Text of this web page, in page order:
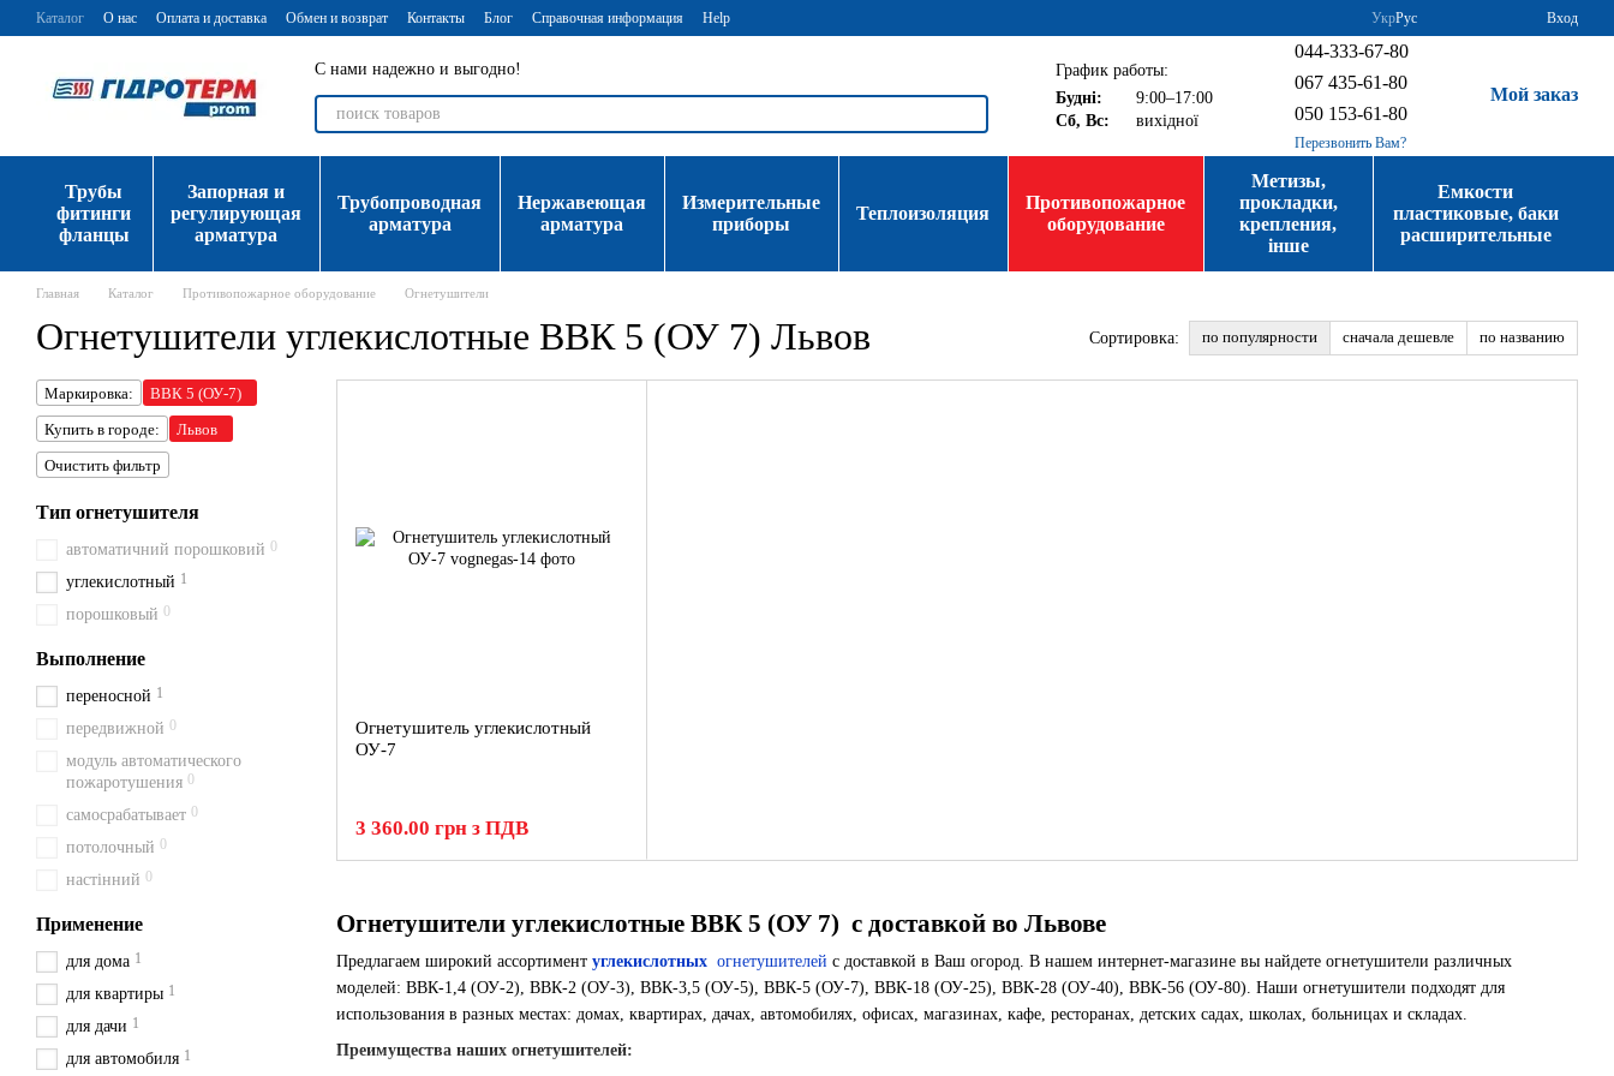
Перейти к основному контенту
Каталог О нас Оплата и доставка Обмен и возврат Контакты Блог Справочная информация Help УкрРус Вход
С нами надежно и выгодно!
График работы:
Будні:
9:00–17:00
Сб, Вс:
вихідної
044-333-67-80
067 435-61-80
050 153-61-80
Перезвонить Вам?
Мой заказ
Трубы
фитинги
фланцы
Запорная и
регулирующая
арматура
Трубопроводная
арматура
Нержавеющая
арматура
Измерительные
приборы
Теплоизоляция
Противопожарное
оборудование
Метизы,
прокладки,
крепления,
інше
Емкости
пластиковые, баки
расширительные
Главная Каталог Противопожарное оборудование Огнетушители
Огнетушители углекислотные ВВК 5 (ОУ 7) Львов Сортировка: по популярности сначала дешевле по названию
Огнетушители углекислотные ВВК 5 (ОУ 7) с доставкой во Львове
Предлагаем широкий ассортимент углекислотных огнетушителей с доставкой в ​​Ваш огород. В нашем интернет-магазине вы найдете огнетушители различных
моделей: ВВК-1,4 (ОУ-2), ВВК-2 (ОУ-3), ВВК-3,5 (ОУ-5), ВВК-5 (ОУ-7), ВВК-18 (ОУ-25), ВВК-28 (ОУ-40), ВВК-56 (ОУ-80). Наши огнетушители подходят для
использования в разных местах: домах, квартирах, дачах, автомобилях, офисах, магазинах, кафе, ресторанах, детских садах, школах, больницах и складах.
Преимущества наших огнетушителей:
Огнетушитель углекислотный
ОУ-7
3 360.00 грн з ПДВ
Маркировка:
ВВК 5 (ОУ-7)
Купить в городе:
Львов
Очистить фильтр
Тип огнетушителя
автоматичний порошковий 0
углекислотный 1
порошковый 0
Выполнение
переносной 1
передвижной 0
модуль автоматического
пожаротушения 0
самосрабатывает 0
потолочный 0
настінний 0
Применение
для дома 1
для квартиры 1
для дачи 1
для автомобиля 1